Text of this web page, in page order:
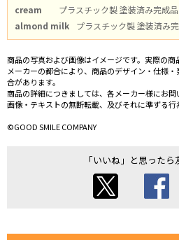
cream
プラスチック製 塗装済み完成品
almond milk
プラスチック製 塗装済み
商品の写真および画像はイメージです。実際の商
メーカーの都合により、商品のデザイン・仕様
合があります。
商品の詳細につきましては、各メーカー様にお問
画像・テキストの無断転載、及びそれに準ずる行
©GOOD SMILE COMPANY
「いいね」と思ったら